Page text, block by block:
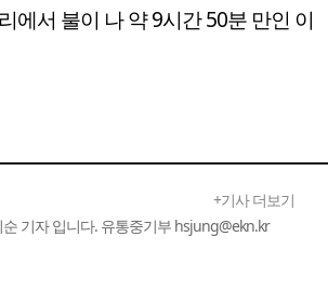
에서 불이 나 약 9시간 50분 만인 이
+기사 더보기
기자 입니다. 유통중기부 hsjung@ekn.kr